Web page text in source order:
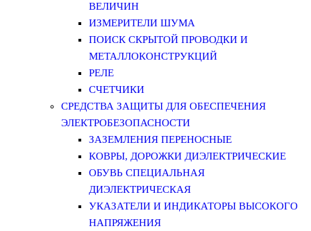
ВЕЛИЧИН
ИЗМЕРИТЕЛИ ШУМА
ПОИСК СКРЫТОЙ ПРОВОДКИ И
МЕТАЛЛОКОНСТРУКЦИЙ
РЕЛЕ
СЧЕТЧИКИ
СРЕДСТВА ЗАЩИТЫ ДЛЯ ОБЕСПЕЧЕНИЯ
ЭЛЕКТРОБЕЗОПАСНОСТИ
ЗАЗЕМЛЕНИЯ ПЕРЕНОСНЫЕ
КОВРЫ, ДОРОЖКИ ДИЭЛЕКТРИЧЕСКИЕ
ОБУВЬ СПЕЦИАЛЬНАЯ
ДИЭЛЕКТРИЧЕСКАЯ
УКАЗАТЕЛИ И ИНДИКАТОРЫ ВЫСОКОГО
НАПРЯЖЕНИЯ